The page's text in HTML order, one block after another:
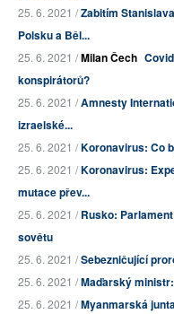
25. 6. 2021 /Zabitím
Polsku a Běl...
25. 6. 2021 /Milan Čech
konspirátorů?
25. 6. 2021 /Amnesty
izraelské...
25. 6. 2021 /Koronavirus: Co
25. 6. 2021 /Koronavirus:
mutace přev...
25. 6. 2021 /Rusko:
sovětu
25. 6. 2021 /Sebezničující
25. 6. 2021 /Maďarský
25. 6. 2021 /Myanmarská